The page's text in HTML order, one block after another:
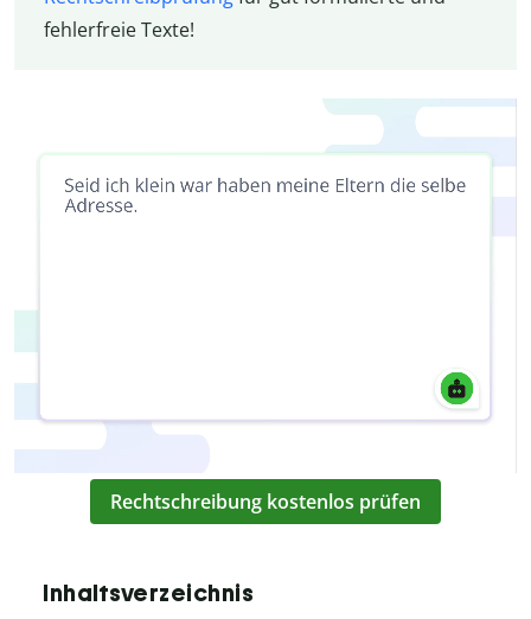
fehlerfreie Texte!
Rechtschreibung kostenlos prüfen
Inhaltsverzeichnis